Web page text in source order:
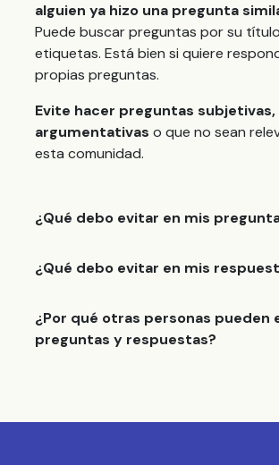
alguien ya hizo una pregunta
Puede buscar preguntas por su
etiquetas. Está bien si quiere
propias preguntas.
Evite hacer preguntas subjetivas,
argumentativas o que no sean
esta comunidad.
¿Qué debo evitar en mis
¿Qué debo evitar en mis
¿Por qué otras personas pueden
preguntas y respuestas?